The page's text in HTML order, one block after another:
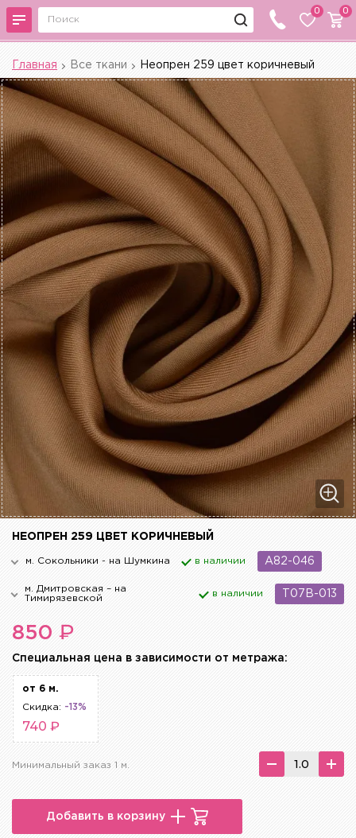
0 0
Главная Все ткани Неопрен 259 цвет коричневый
НЕОПРЕН 259 ЦВЕТ КОРИЧНЕВЫЙ
м. Сокольники - на Шумкина в наличии A82-046
м. Дмитровская – на
Тимирязевской
в наличии T07B-013
850 ₽
Cпециальная цена в зависимости от метража:
от 6 м.
Скидка: -13%
740 ₽
Минимальный заказ 1 м.
Добавить в корзину